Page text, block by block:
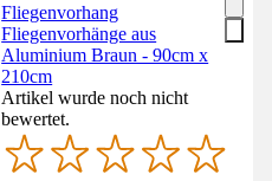
Fliegenvorhang
Fliegenvorhänge aus
Aluminium Braun - 90cm x
210cm
Artikel wurde noch nicht
bewertet.